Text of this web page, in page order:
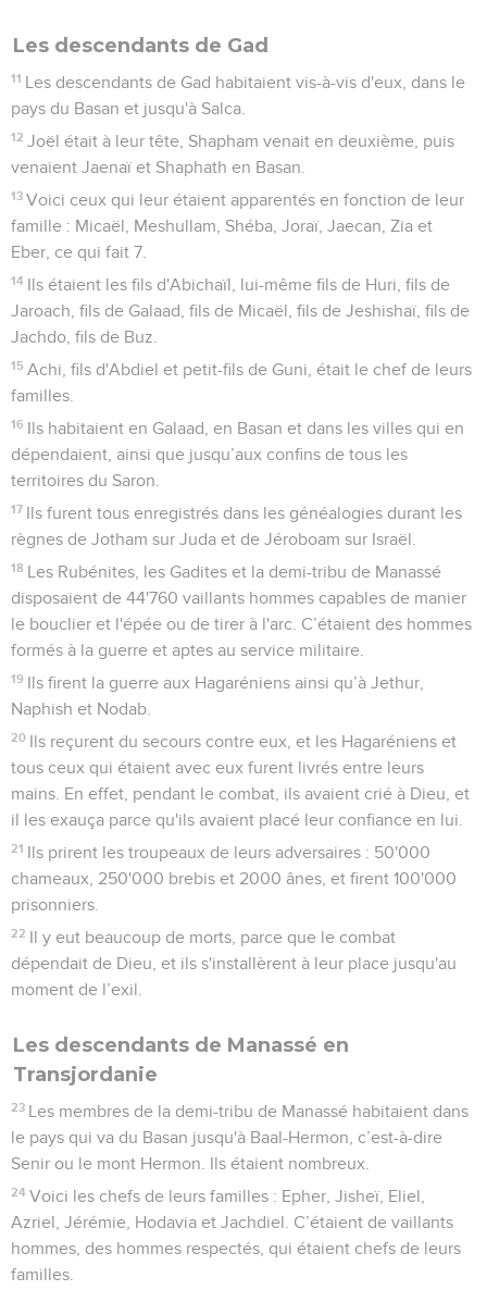
Les descendants de Gad
11 Les descendants de Gad habitaient vis-à-vis d'eux, dans le
pays du Basan et jusqu'à Salca.
12 Joël était à leur tête, Shapham venait en deuxième, puis
venaient Jaenaï et Shaphath en Basan.
13 Voici ceux qui leur étaient apparentés en fonction de leur
famille : Micaël, Meshullam, Shéba, Joraï, Jaecan, Zia et
Eber, ce qui fait 7.
14 Ils étaient les fils d'Abichaïl, lui-même fils de Huri, fils de
Jaroach, fils de Galaad, fils de Micaël, fils de Jeshishaï, fils de
Jachdo, fils de Buz.
15 Achi, fils d'Abdiel et petit-fils de Guni, était le chef de leurs
familles.
16 Ils habitaient en Galaad, en Basan et dans les villes qui en
dépendaient, ainsi que jusqu’aux confins de tous les
territoires du Saron.
17 Ils furent tous enregistrés dans les généalogies durant les
règnes de Jotham sur Juda et de Jéroboam sur Israël.
18 Les Rubénites, les Gadites et la demi-tribu de Manassé
disposaient de 44'760 vaillants hommes capables de manier
le bouclier et l'épée ou de tirer à l'arc. C’étaient des hommes
formés à la guerre et aptes au service militaire.
19 Ils firent la guerre aux Hagaréniens ainsi qu’à Jethur,
Naphish et Nodab.
20 Ils reçurent du secours contre eux, et les Hagaréniens et
tous ceux qui étaient avec eux furent livrés entre leurs
mains. En effet, pendant le combat, ils avaient crié à Dieu, et
il les exauça parce qu'ils avaient placé leur confiance en lui.
21 Ils prirent les troupeaux de leurs adversaires : 50'000
chameaux, 250'000 brebis et 2000 ânes, et firent 100'000
prisonniers.
22 Il y eut beaucoup de morts, parce que le combat
dépendait de Dieu, et ils s'installèrent à leur place jusqu'au
moment de l’exil.
Les descendants de Manassé en
Transjordanie
23 Les membres de la demi-tribu de Manassé habitaient dans
le pays qui va du Basan jusqu'à Baal-Hermon, c’est-à-dire
Senir ou le mont Hermon. Ils étaient nombreux.
24 Voici les chefs de leurs familles : Epher, Jisheï, Eliel,
Azriel, Jérémie, Hodavia et Jachdiel. C’étaient de vaillants
hommes, des hommes respectés, qui étaient chefs de leurs
familles.